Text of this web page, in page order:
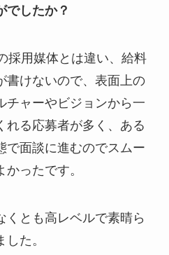
でしたか？
採用媒体とは違い、給料
書けないので、表面上の
チャーやビジョンから一
れる応募者が多く、ある
で面談に進むのでスムー
ったです。
くとも高レベルで素晴ら
た。